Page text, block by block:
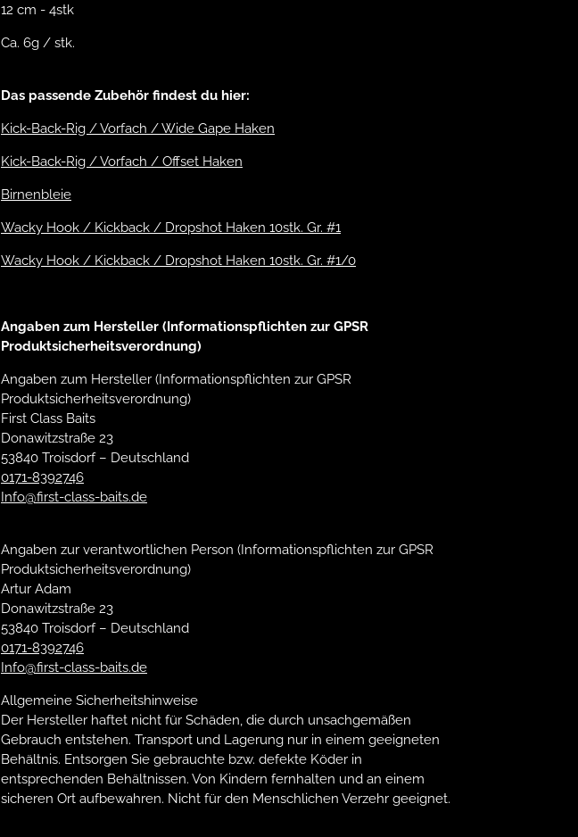
12 cm - 4stk
Ca. 6g / stk.
Das passende Zubehör findest du hier:
Kick-Back-Rig / Vorfach / Wide Gape Haken
Kick-Back-Rig / Vorfach / Offset Haken
Birnenbleie
Wacky Hook / Kickback / Dropshot Haken 10stk. Gr. #1
Wacky Hook / Kickback / Dropshot Haken 10stk. Gr. #1/0
Angaben zum Hersteller (Informationspflichten zur GPSR
Produktsicherheitsverordnung)
Angaben zum Hersteller (Informationspflichten zur GPSR
Produktsicherheitsverordnung)
First Class Baits
Donawitzstraße 23
53840 Troisdorf – Deutschland
0171-8392746
Info@first-class-baits.de
Angaben zur verantwortlichen Person (Informationspflichten zur GPSR
Produktsicherheitsverordnung)
Artur Adam
Donawitzstraße 23
53840 Troisdorf – Deutschland
0171-8392746
Info@first-class-baits.de
Allgemeine Sicherheitshinweise
Der Hersteller haftet nicht für Schäden, die durch unsachgemäßen
Gebrauch entstehen. Transport und Lagerung nur in einem geeigneten
Behältnis. Entsorgen Sie gebrauchte bzw. defekte Köder in
entsprechenden Behältnissen. Von Kindern fernhalten und an einem
sicheren Ort aufbewahren. Nicht für den Menschlichen Verzehr geeignet.